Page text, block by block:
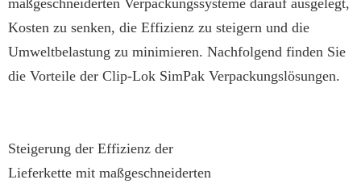
maßgeschneiderten Verpackungssysteme darauf ausgelegt,
Kosten zu senken, die Effizienz zu steigern und die
Umweltbelastung zu minimieren. Nachfolgend finden Sie
die Vorteile der Clip-Lok SimPak Verpackungslösungen.
Steigerung der Effizienz der
Lieferkette mit maßgeschneiderten